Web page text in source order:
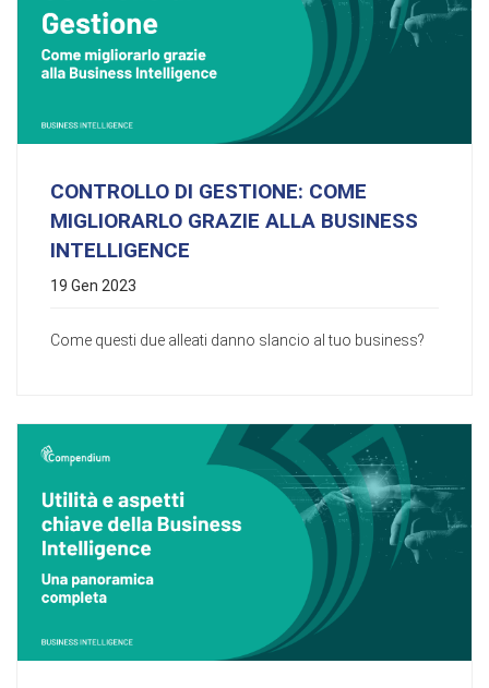
CONTROLLO DI GESTIONE: COME
MIGLIORARLO GRAZIE ALLA BUSINESS
INTELLIGENCE
19 Gen 2023
Come questi due alleati danno slancio al tuo business?